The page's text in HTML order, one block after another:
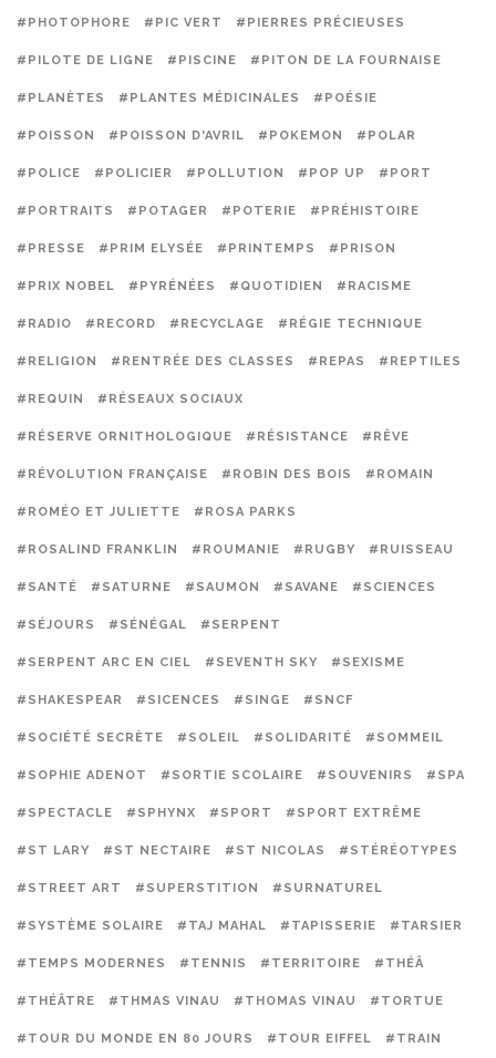
#PHOTOPHORE #PIC VERT #PIERRES PRÉCIEUSES
#PILOTE DE LIGNE #PISCINE #PITON DE LA FOURNAISE
#PLANÈTES #PLANTES MÉDICINALES #POÉSIE
#POISSON #POISSON D'AVRIL #POKEMON #POLAR
#POLICE #POLICIER #POLLUTION #POP UP #PORT
#PORTRAITS #POTAGER #POTERIE #PRÉHISTOIRE
#PRESSE #PRIM ELYSÉE #PRINTEMPS #PRISON
#PRIX NOBEL #PYRÉNÉES #QUOTIDIEN #RACISME
#RADIO #RECORD #RECYCLAGE #RÉGIE TECHNIQUE
#RELIGION #RENTRÉE DES CLASSES #REPAS #REPTILES
#REQUIN #RÉSEAUX SOCIAUX
#RÉSERVE ORNITHOLOGIQUE #RÉSISTANCE #RÊVE
#RÉVOLUTION FRANÇAISE #ROBIN DES BOIS #ROMAIN
#ROMÉO ET JULIETTE #ROSA PARKS
#ROSALIND FRANKLIN #ROUMANIE #RUGBY #RUISSEAU
#SANTÉ #SATURNE #SAUMON #SAVANE #SCIENCES
#SÉJOURS #SÉNÉGAL #SERPENT
#SERPENT ARC EN CIEL #SEVENTH SKY #SEXISME
#SHAKESPEAR #SICENCES #SINGE #SNCF
#SOCIÉTÉ SECRÈTE #SOLEIL #SOLIDARITÉ #SOMMEIL
#SOPHIE ADENOT #SORTIE SCOLAIRE #SOUVENIRS #SPA
#SPECTACLE #SPHYNX #SPORT #SPORT EXTRÊME
#ST LARY #ST NECTAIRE #ST NICOLAS #STÉRÉOTYPES
#STREET ART #SUPERSTITION #SURNATUREL
#SYSTÈME SOLAIRE #TAJ MAHAL #TAPISSERIE #TARSIER
#TEMPS MODERNES #TENNIS #TERRITOIRE #THÉÂ
#THÉÂTRE #THMAS VINAU #THOMAS VINAU #TORTUE
#TOUR DU MONDE EN 80 JOURS #TOUR EIFFEL #TRAIN